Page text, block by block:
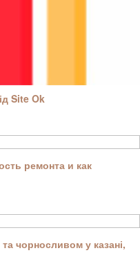
Site Ok
ремонта и как
чорносливом у казані,